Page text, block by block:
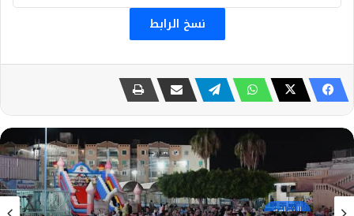
نسخ الرابط
الثقافة